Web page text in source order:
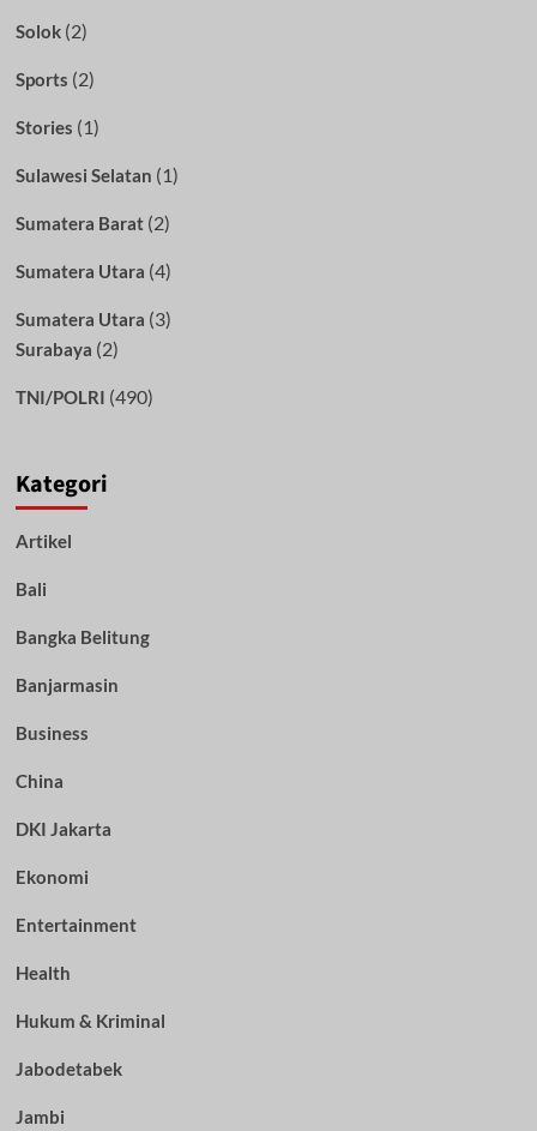
Solok(2)
Sports (2)
Stories (1)
Sulawesi Selatan (1)
Sumatera Barat(2)
Sumatera Utara (4)
Sumatera Utara (3)
Surabaya (2)
TNI/POLRI (490)
Kategori
Artikel
Bali
Bangka Belitung
Banjarmasin
Business
China
DKI Jakarta
Ekonomi
Entertainment
Health
Hukum & Kriminal
Jabodetabek
Jambi